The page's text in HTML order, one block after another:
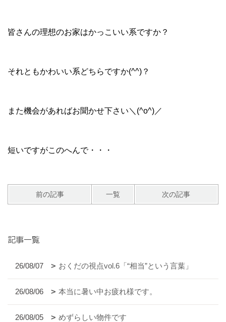
皆さんの理想のお家はかっこいい系ですか？
それともかわいい系どちらですか(^^)？
また機会があればお聞かせ下さい＼(^o^)／
短いですがこのへんで・・・
前の記事 一覧 次の記事
記事一覧
26/08/07 おくだの視点vol.6「“相当”という言葉」
26/08/06 本当に暑い中お疲れ様です。
26/08/05 めずらしい物件です